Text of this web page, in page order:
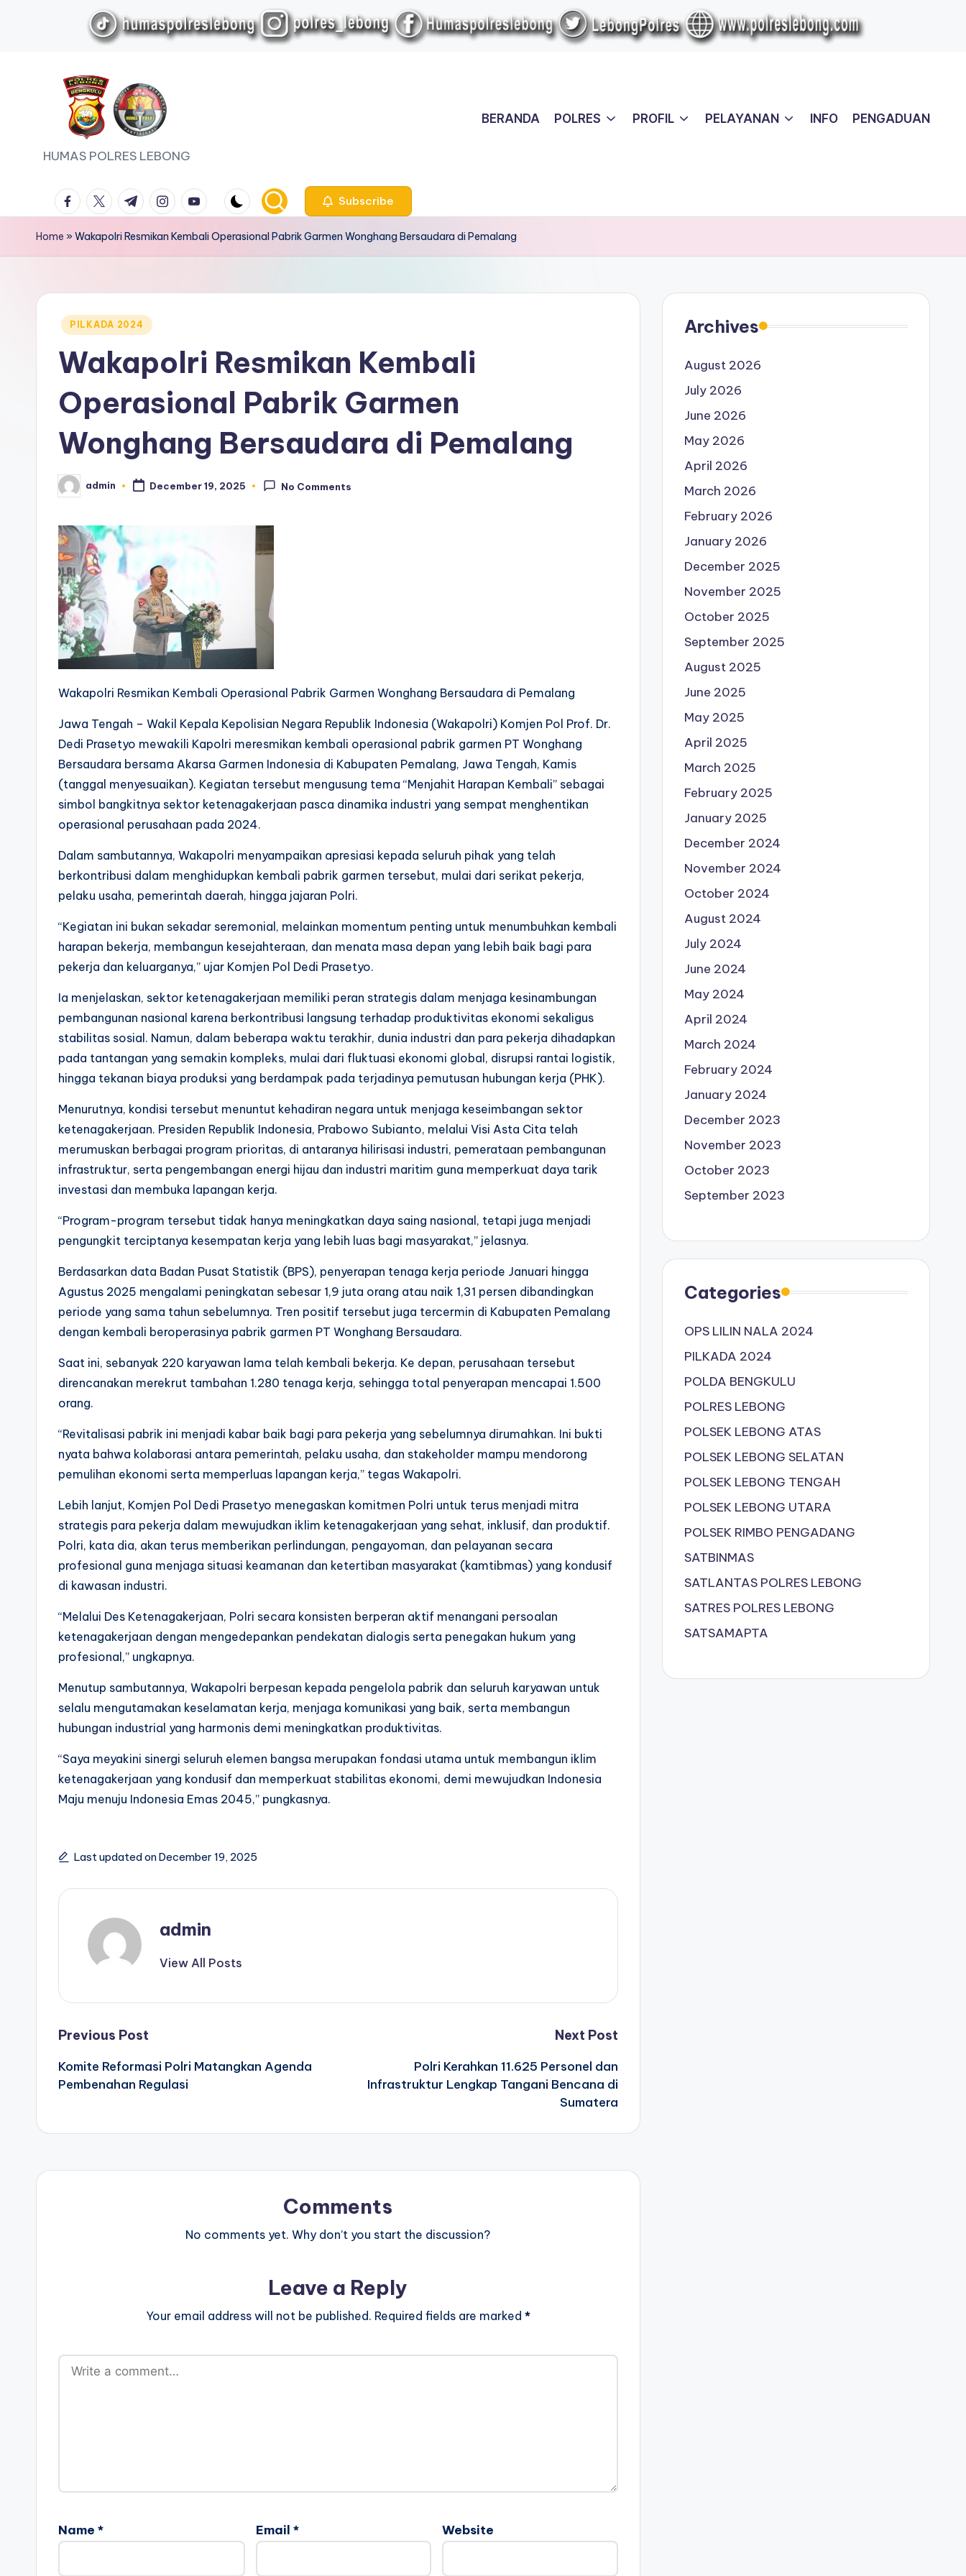
HUMAS POLRES LEBONG
BERANDA POLRES PROFIL PELAYANAN INFO PENGADUAN
facebook.com
twitter.com
t.me instagram.com
youtube.com Subscribe
Home »Wakapolri Resmikan Kembali Operasional Pabrik Garmen Wonghang Bersaudara di Pemalang
Posted
PILKADA 2024
Wakapolri Resmikan Kembali
Operasional Pabrik Garmen
Wonghang Bersaudara di Pemalang
Posted
by
admin December 19, 2025 No Comments
Wakapolri Resmikan Kembali Operasional Pabrik Garmen Wonghang Bersaudara di Pemalang
Jawa Tengah – Wakil Kepala Kepolisian Negara Republik Indonesia (Wakapolri) Komjen Pol Prof. Dr.
Dedi Prasetyo mewakili Kapolri meresmikan kembali operasional pabrik garmen PT Wonghang
Bersaudara bersama Akarsa Garmen Indonesia di Kabupaten Pemalang, Jawa Tengah, Kamis
(tanggal menyesuaikan). Kegiatan tersebut mengusung tema “Menjahit Harapan Kembali” sebagai
simbol bangkitnya sektor ketenagakerjaan pasca dinamika industri yang sempat menghentikan
operasional perusahaan pada 2024.
Dalam sambutannya, Wakapolri menyampaikan apresiasi kepada seluruh pihak yang telah
berkontribusi dalam menghidupkan kembali pabrik garmen tersebut, mulai dari serikat pekerja,
pelaku usaha, pemerintah daerah, hingga jajaran Polri.
“Kegiatan ini bukan sekadar seremonial, melainkan momentum penting untuk menumbuhkan kembali
harapan bekerja, membangun kesejahteraan, dan menata masa depan yang lebih baik bagi para
pekerja dan keluarganya,” ujar Komjen Pol Dedi Prasetyo.
Ia menjelaskan, sektor ketenagakerjaan memiliki peran strategis dalam menjaga kesinambungan
pembangunan nasional karena berkontribusi langsung terhadap produktivitas ekonomi sekaligus
stabilitas sosial. Namun, dalam beberapa waktu terakhir, dunia industri dan para pekerja dihadapkan
pada tantangan yang semakin kompleks, mulai dari fluktuasi ekonomi global, disrupsi rantai logistik,
hingga tekanan biaya produksi yang berdampak pada terjadinya pemutusan hubungan kerja (PHK).
Menurutnya, kondisi tersebut menuntut kehadiran negara untuk menjaga keseimbangan sektor
ketenagakerjaan. Presiden Republik Indonesia, Prabowo Subianto, melalui Visi Asta Cita telah
merumuskan berbagai program prioritas, di antaranya hilirisasi industri, pemerataan pembangunan
infrastruktur, serta pengembangan energi hijau dan industri maritim guna memperkuat daya tarik
investasi dan membuka lapangan kerja.
“Program-program tersebut tidak hanya meningkatkan daya saing nasional, tetapi juga menjadi
pengungkit terciptanya kesempatan kerja yang lebih luas bagi masyarakat,” jelasnya.
Berdasarkan data Badan Pusat Statistik (BPS), penyerapan tenaga kerja periode Januari hingga
Agustus 2025 mengalami peningkatan sebesar 1,9 juta orang atau naik 1,31 persen dibandingkan
periode yang sama tahun sebelumnya. Tren positif tersebut juga tercermin di Kabupaten Pemalang
dengan kembali beroperasinya pabrik garmen PT Wonghang Bersaudara.
Saat ini, sebanyak 220 karyawan lama telah kembali bekerja. Ke depan, perusahaan tersebut
direncanakan merekrut tambahan 1.280 tenaga kerja, sehingga total penyerapan mencapai 1.500
orang.
“Revitalisasi pabrik ini menjadi kabar baik bagi para pekerja yang sebelumnya dirumahkan. Ini bukti
nyata bahwa kolaborasi antara pemerintah, pelaku usaha, dan stakeholder mampu mendorong
pemulihan ekonomi serta memperluas lapangan kerja,” tegas Wakapolri.
Lebih lanjut, Komjen Pol Dedi Prasetyo menegaskan komitmen Polri untuk terus menjadi mitra
strategis para pekerja dalam mewujudkan iklim ketenagakerjaan yang sehat, inklusif, dan produktif.
Polri, kata dia, akan terus memberikan perlindungan, pengayoman, dan pelayanan secara
profesional guna menjaga situasi keamanan dan ketertiban masyarakat (kamtibmas) yang kondusif
di kawasan industri.
“Melalui Des Ketenagakerjaan, Polri secara konsisten berperan aktif menangani persoalan
ketenagakerjaan dengan mengedepankan pendekatan dialogis serta penegakan hukum yang
profesional,” ungkapnya.
Menutup sambutannya, Wakapolri berpesan kepada pengelola pabrik dan seluruh karyawan untuk
selalu mengutamakan keselamatan kerja, menjaga komunikasi yang baik, serta membangun
hubungan industrial yang harmonis demi meningkatkan produktivitas.
“Saya meyakini sinergi seluruh elemen bangsa merupakan fondasi utama untuk membangun iklim
ketenagakerjaan yang kondusif dan memperkuat stabilitas ekonomi, demi mewujudkan Indonesia
Maju menuju Indonesia Emas 2045,” pungkasnya.
Last updated on December 19, 2025
admin
View All Posts
Post
navigation
Previous Post
Komite Reformasi Polri Matangkan Agenda
Pembenahan Regulasi
Next Post
Polri Kerahkan 11.625 Personel dan
Infrastruktur Lengkap Tangani Bencana di
Sumatera
Comments
No comments yet. Why don’t you start the discussion?
Leave a Reply
Your email address will not be published. Required fields are marked *
Name * Email * Website
Archives
August 2026
July 2026
June 2026
May 2026
April 2026
March 2026
February 2026
January 2026
December 2025
November 2025
October 2025
September 2025
August 2025
June 2025
May 2025
April 2025
March 2025
February 2025
January 2025
December 2024
November 2024
October 2024
August 2024
July 2024
June 2024
May 2024
April 2024
March 2024
February 2024
January 2024
December 2023
November 2023
October 2023
September 2023
Categories
OPS LILIN NALA 2024
PILKADA 2024
POLDA BENGKULU
POLRES LEBONG
POLSEK LEBONG ATAS
POLSEK LEBONG SELATAN
POLSEK LEBONG TENGAH
POLSEK LEBONG UTARA
POLSEK RIMBO PENGADANG
SATBINMAS
SATLANTAS POLRES LEBONG
SATRES POLRES LEBONG
SATSAMAPTA